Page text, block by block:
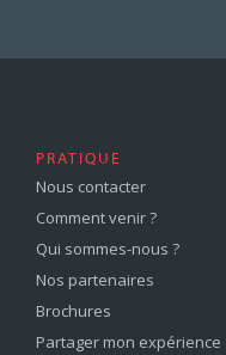
PRATIQUE
Nous contacter
Comment venir ?
Qui sommes-nous ?
Nos partenaires
Brochures
Partager mon expérience